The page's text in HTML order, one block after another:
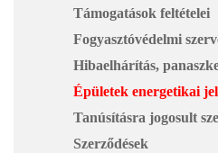
Támogatások feltételei
Fogyasztóvédelmi
Hibaelhárítás,
Épületek energetikai
Tanúsításra jogosult
Szerződések